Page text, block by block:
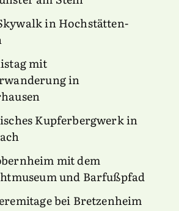
in Hochstätten-
mit
in
Kupferbergwerk in
mit dem
und Barfußpfad
bei Bretzenheim